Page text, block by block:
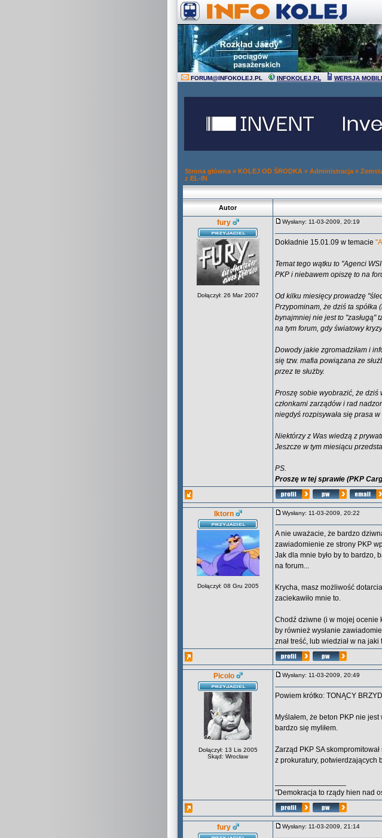
FORUM@INFOKOLEJ.PL INFOKOLEJ.PL WERSJA
Strona główna » KOLEJ OD ŚRODKA » Administracja »
z EL-IN
Autor
fury
Dołączył: 26 Mar 2007
Wysłany: 11-03-2009, 20:19
Dokładnie 15.01.09 w temacie
Temat tego wątku to "Agenci
PKP i niebawem opiszę to na
Od kilku miesięcy prowadzę
Przypominam, że dziś ta
bynajmniej nie jest to "zasługą"
na tym forum, gdy światowy
Dowody jakie zgromadziłam i
się tzw. mafia powiązana ze
przez te służby.
Proszę sobie wyobrazić, że dziś
członkami zarządów i rad
niegdyś rozpisywała się prasa
Niektórzy z Was wiedzą z
Jeszcze w tym miesiącu
PS.
Proszę w tej sprawie (PKP
Iktorn
Dołączył: 08 Gru 2005
Wysłany: 11-03-2009, 20:22
A nie uważacie, że bardzo
zawiadomienie ze strony PKP
Jak dla mnie było by to bardzo,
na forum...
Krycha, masz możliwość
zaciekawiło mnie to.
Chodź dziwne (i w mojej ocenie
by również wysłanie
znał treść, lub wiedział w na
Picolo
Dołączył: 13 Lis 2005
Skąd: Wrocław
Wysłany: 11-03-2009, 20:49
Powiem krótko: TONĄCY
Myślałem, że beton PKP nie
bardzo się myliłem.
Zarząd PKP SA
z prokuratury, potwierdzających
"Demokracja to rządy hien nad
fury Wysłany: 11-03-2009, 21:14